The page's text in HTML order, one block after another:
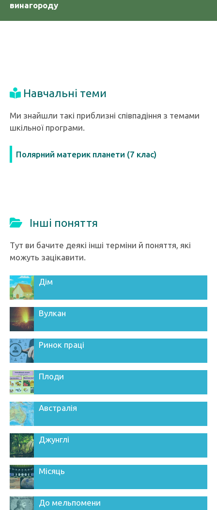
винагороду
Навчальні теми
Ми знайшли такі приблизні співпадіння з темами
шкільної програми.
Полярний материк планети (7 клас)
Інші поняття
Тут ви бачите деякі інші терміни й поняття, які
можуть зацікавити.
Дім
Вулкан
Ринок праці
Плоди
Австралія
Джунглі
Місяць
До мельпомени